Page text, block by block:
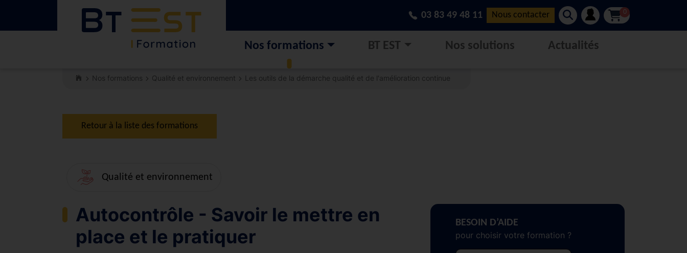
03 83 49 48 11 Nous contacter 0
Nos formations BT EST Nos solutions Actualités
Nos formations Qualité et environnement Les outils de la démarche qualité et de l'amélioration continue
Retour à la liste des formations
Qualité et environnement
Autocontrôle - Savoir le mettre en
place et le pratiquer
BESOIN D’AIDE
pour choisir votre formation ?